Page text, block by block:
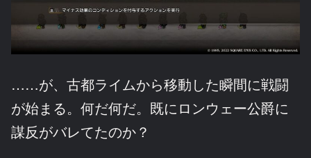
……が、古都ライムから移動した瞬間に戦闘
が始まる。何だ何だ。既にロンウェー公爵に
謀反がバレてたのか？